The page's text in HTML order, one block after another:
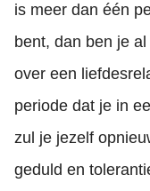
is meer dan één
bent, dan ben je
over een
periode dat je in
zul je jezelf
geduld en